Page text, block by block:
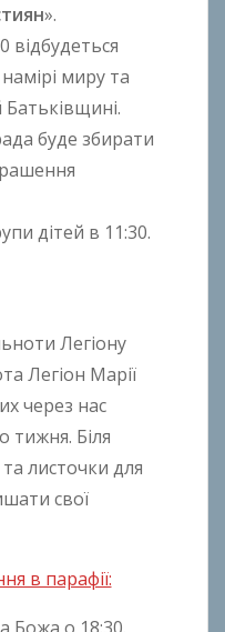
».
відбудеться
миру та
Батьківщині.
буде збирати
дітей в 11:30.
Легіону
Легіон Марії
через нас
тижня. Біля
листочки для
свої
в парафії: